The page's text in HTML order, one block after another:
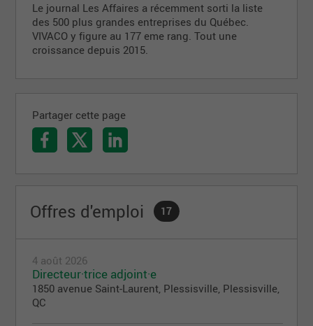
Le journal Les Affaires a récemment sorti la liste
des 500 plus grandes entreprises du Québec.
VIVACO y figure au 177 eme rang. Tout une
croissance depuis 2015.
Partager cette page
Offres d'emploi 17
4 août 2026
Directeur·trice adjoint·e
1850 avenue Saint-Laurent, Plessisville, Plessisville,
QC